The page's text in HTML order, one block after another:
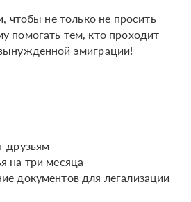
чтобы не только не просить
помогать тем, кто проходит
эмиграции!
друзьям
на три месяца
документов для легализации